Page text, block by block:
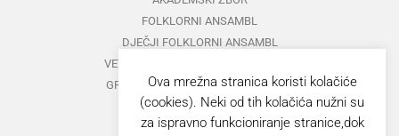
FOLKLORNI ANSAMBL
DJEČJI FOLKLORNI ANSAMBL
VETERANI FOLKLORNOG ANSAMBLA
GRUPA ZA MEĐUNARODNI FOLKLOR
KAZALIŠTE
MUŠKI VOKALNI ANSAMBL
Ova mrežna stranica koristi kolačiće
(cookies). Neki od tih kolačića nužni su
za ispravno funkcioniranje stranice,dok